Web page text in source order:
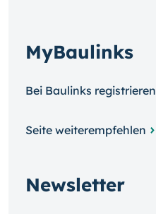
MyBaulinks
Bei Baulinks registrieren
Seite weiterempfehlen
Newsletter